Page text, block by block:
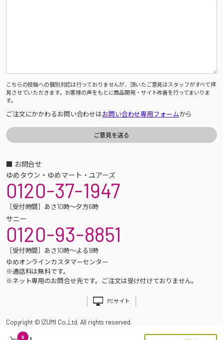
0
こちらの投稿への個別対応は行っておりませんが、頂いたご意見はスタッフがすべて拝
見させていただきます。お客様の声をもとに商品開発・サイト改善を行ってまいりま
す。
ご注文にかかわるお問い合わせはお問い合わせ専用フォームから
■ お問合せ
ゆめタウン・ゆめマート・ユアーズ
0120-37-1947
［受付時間］あさ10時～夕方6時
サニー
0120-93-8851
［受付時間］あさ10時～よる9時
ゆめオンラインカスタマーセンター
※通話料は無料です。
※ネット専用のお問合せ先です。ご注文は受け付けておりません。
PCサイト
Copyright © IZUMI Co.,Ltd. All rights reserved.